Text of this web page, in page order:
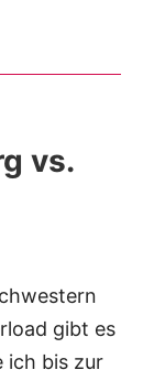
vs.
gibt es
ich bis zur